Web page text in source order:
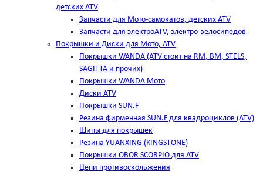
детских ATV
Запчасти для Мото-самокатов, детских ATV
Запчасти для электроATV, электро-велосипедов
Покрышки и Диски для Мото, ATV
Покрышки WANDA (АТV стоит на RM, BM, STELS,
SAGITTA и прочих)
Покрышки WANDA Мото
Диски ATV
Покрышки SUN.F
Резина фирменная SUN.F для квадроциклов (АТV)
Шипы для покрышек
Резина YUANXING (KINGSTONE)
Покрышки OBOR SCORPIO для ATV
Цепи противоскольжения